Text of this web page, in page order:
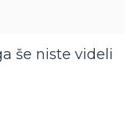
še niste videli